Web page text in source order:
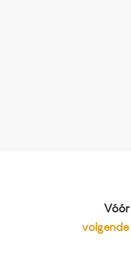
Vóór